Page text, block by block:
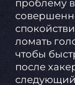
проблему
ломать
чтобы
после